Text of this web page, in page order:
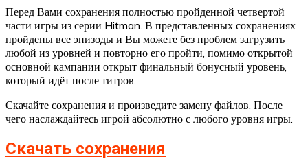
Перед Вами сохранения полностью пройденной четвертой
части игры из серии Hitman. В представленных сохранениях
пройдены все эпизоды и Вы можете без проблем загрузить
любой из уровней и повторно его пройти, помимо открытой
основной кампании открыт финальный бонусный уровень,
который идёт после титров.
Скачайте сохранения и произведите замену файлов. После
чего наслаждайтесь игрой абсолютно с любого уровня игры.
Скачать сохранения